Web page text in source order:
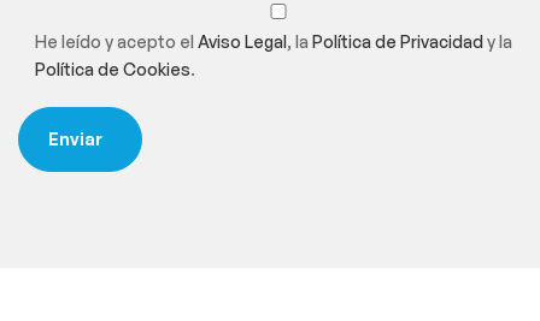
He leído y acepto el Aviso Legal, la Política de Privacidady la
Política de Cookies.